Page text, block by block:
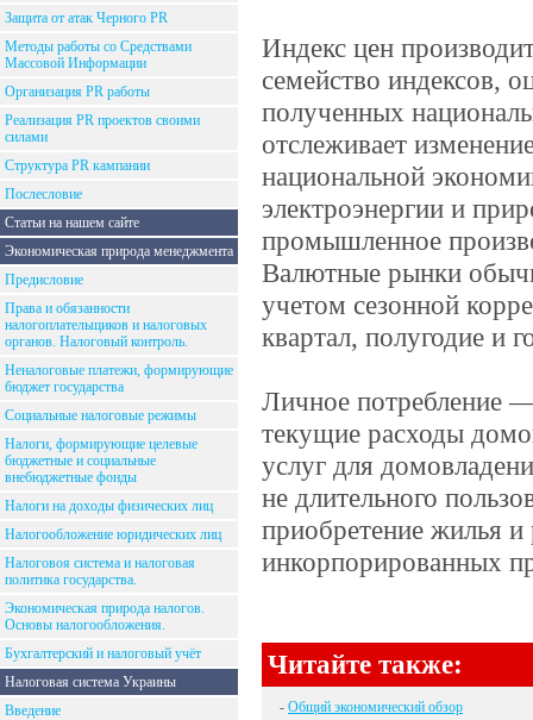
Защита от атак Черного PR
Методы работы со Средствами
Массовой Информации
Организация PR работы
Реализация PR проектов своими
силами
Структура PR кампании
Послесловие
Статьи на нашем сайте
Экономическая природа менеджмента
Предисловие
Права и обязанности
налогоплательщиков и налоговых
органов. Налоговый контроль.
Неналоговые платежи, формирующие
бюджет государства
Социальные налоговые режимы
Налоги, формирующие целевые
бюджетные и социальные
внебюджетные фонды
Налоги на доходы физических лиц
Налогообложение юридических лиц
Налоговоя система и налоговая
политика государства.
Экономическая природа налогов.
Основы налогообложения.
Бухгалтерский и налоговый учёт
Налоговая система Украины
Введение
Индекс цен
семейство индексов,
полученных
отслеживает
национальной
электроэнергии и
промышленное
Валютные рынки
учетом сезонной
квартал, полугодие и
Личное потребление
текущие расходы
услуг для
не длительного
приобретение жилья и
инкорпорированных
Читайте также:
- Общий экономический обзор